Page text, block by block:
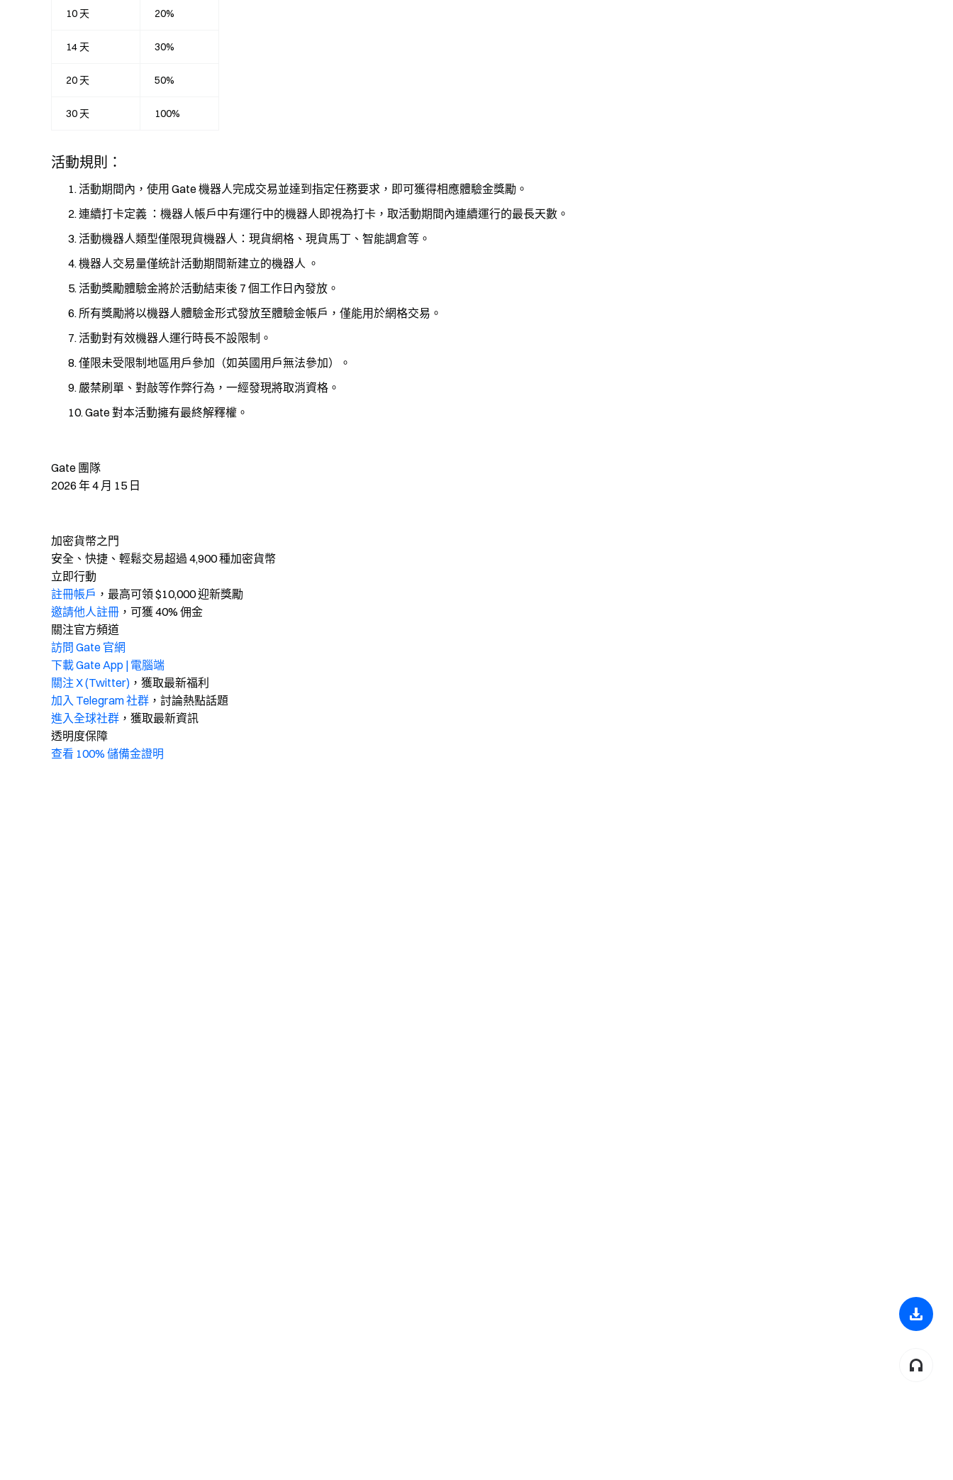
10 天 20%
14 天 30%
20 天 50%
30 天 100%
活動規則：
活動期間內，使用 Gate 機器人完成交易並達到指定任務要求，即可獲得相應體驗金獎勵。
連續打卡定義 ：機器人帳戶中有運行中的機器人即視為打卡，取活動期間內連續運行的最長天數。
活動機器人類型僅限現貨機器人：現貨網格、現貨馬丁、智能調倉等。
機器人交易量僅統計活動期間新建立的機器人 。
活動獎勵體驗金將於活動結束後 7 個工作日內發放。
所有獎勵將以機器人體驗金形式發放至體驗金帳戶，僅能用於網格交易。
活動對有效機器人運行時長不設限制。
僅限未受限制地區用戶參加（如英國用戶無法參加）。
嚴禁刷單、對敲等作弊行為，一經發現將取消資格。
Gate 對本活動擁有最終解釋權。
Gate 團隊
2026 年 4 月 15 日
加密貨幣之門
安全、快捷、輕鬆交易超過 4,900 種加密貨幣
立即行動
註冊帳戶 ，最高可領 $10,000 迎新獎勵
邀請他人註冊 ，可獲 40% 佣金
關注官方頻道
訪問 Gate 官網
下載 Gate App | 電腦端
關注 X (Twitter) ，獲取最新福利
加入 Telegram 社群 ，討論熱點話題
進入全球社群 ，獲取最新資訊
透明度保障
查看 100% 儲備金證明